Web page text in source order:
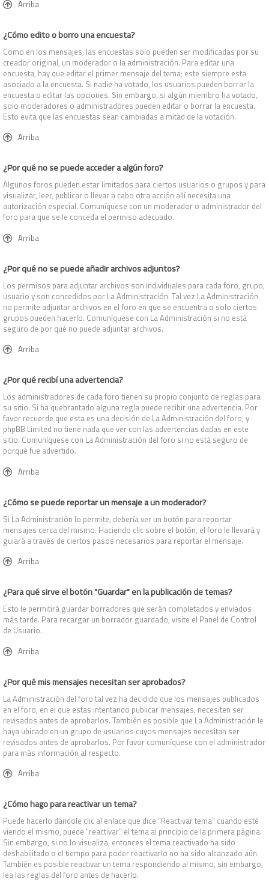
Arriba
¿Cómo edito o borro una encuesta?
Como en los mensajes, las encuestas solo pueden ser modificadas por su
creador original, un moderador o la administración. Para editar una
encuesta, hay que editar el primer mensaje del tema; este siempre esta
asociado a la encuesta. Si nadie ha votado, los usuarios pueden borrar la
encuesta o editar las opciones. Sin embargo, si algún miembro ha votado,
solo moderadores o administradores pueden editar o borrar la encuesta.
Esto evita que las encuestas sean cambiadas a mitad de la votación.
Arriba
¿Por qué no se puede acceder a algún foro?
Algunos foros pueden estar limitados para ciertos usuarios o grupos y para
visualizar, leer, publicar o llevar a cabo otra acción allí necesita una
autorización especial. Comuníquese con un moderador o administrador del
foro para que se le conceda el permiso adecuado.
Arriba
¿Por qué no se puede añadir archivos adjuntos?
Los permisos para adjuntar archivos son individuales para cada foro, grupo,
usuario y son concedidos por La Administración. Tal vez La Administración
no permite adjuntar archivos en el foro en que se encuentra o solo ciertos
grupos pueden hacerlo. Comuníquese con La Administración si no está
seguro de por qué no puede adjuntar archivos.
Arriba
¿Por qué recibí una advertencia?
Los administradores de cada foro tienen su propio conjunto de reglas para
su sitio. Si ha quebrantado alguna regla puede recibir una advertencia. Por
favor recuerde que esta es una decisión de La Administración del foro, y
phpBB Limited no tiene nada que ver con las advertencias dadas en este
sitio. Comuníquese con La Administración del foro si no está seguro de
porqué fue advertido.
Arriba
¿Cómo se puede reportar un mensaje a un moderador?
Si La Administración lo permite, debería ver un botón para reportar
mensajes cerca del mismo. Haciendo clic sobre el botón, el foro le llevará y
guiará a través de ciertos pasos necesarios para reportar el mensaje.
Arriba
¿Para qué sirve el botón "Guardar" en la publicación de temas?
Esto le permitirá guardar borradores que serán completados y enviados
más tarde. Para recargar un borrador guardado, visite el Panel de Control
de Usuario.
Arriba
¿Por qué mis mensajes necesitan ser aprobados?
La Administración del foro tal vez ha decidido que los mensajes publicados
en el foro, en el que estas intentando publicar mensajes, necesiten ser
revisados antes de aprobarlos. También es posible que La Administración le
haya ubicado en un grupo de usuarios cuyos mensajes necesitan ser
revisados antes de aprobarlos. Por favor comuníquese con el administrador
para más información al respecto.
Arriba
¿Cómo hago para reactivar un tema?
Puede hacerlo dándole clic al enlace que dice "Reactivar tema" cuando esté
viendo el mismo, puede "reactivar" el tema al principio de la primera página.
Sin embargo, si no lo visualiza, entonces el tema reactivado ha sido
deshabilitado o el tiempo para poder reactivarlo no ha sido alcanzado aún.
También es posible reactivar un tema respondiendo al mismo, sin embargo,
lea las reglas del foro antes de hacerlo.